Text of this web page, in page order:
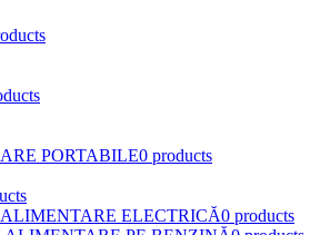
PORTABILE0 products
ELECTRICĂ0 products